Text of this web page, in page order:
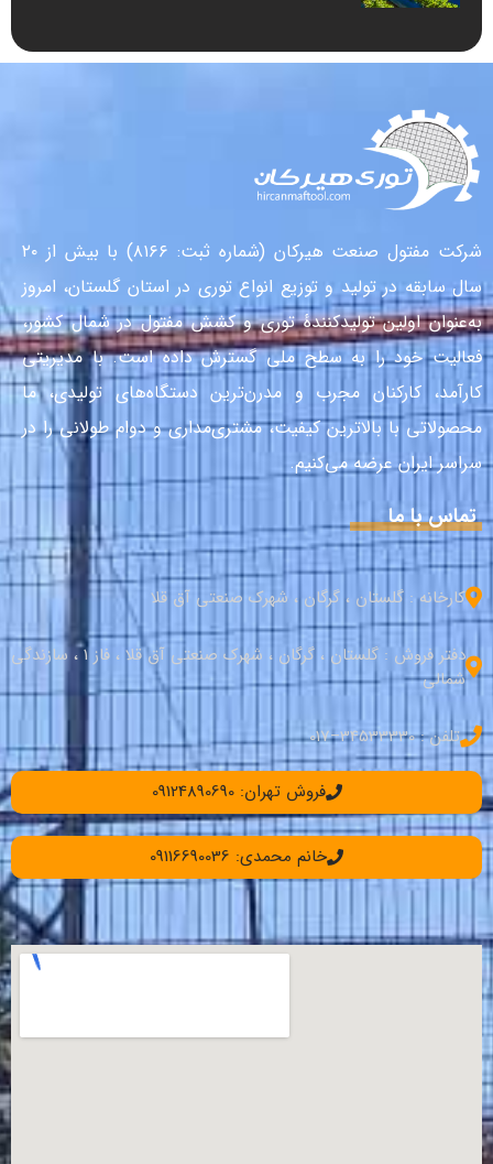
شرکت مفتول صنعت هیرکان (شماره ثبت: ۸۱۶۶) با بیش از ۲۰
سال سابقه در تولید و توزیع انواع توری در استان گلستان، امروز
به‌عنوان اولین تولیدکنندهٔ توری و کشش مفتول در شمال کشور،
فعالیت خود را به سطح ملی گسترش داده است. با مدیریتی
کارآمد، کارکنان مجرب و مدرن‌ترین دستگاه‌های تولیدی، ما
محصولاتی با بالاترین کیفیت، مشتری‌مداری و دوام طولانی را در
سراسر ایران عرضه می‌کنیم.
تماس با ما
کارخانه : گلستان ، گرگان ، شهرک صنعتی آق قلا
دفتر فروش : گلستان ، گرگان ، شهرک صنعتی آق قلا ، فاز 1 ، سازندگی
شمالی
تلفن : 34533330–017
فروش تهران: 09124890690
خانم محمدی: 09116690036